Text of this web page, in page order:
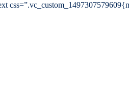
height=”30px” id=”cz_22756″][/vc_column][vc_column width=”1/3″][vc_column_text